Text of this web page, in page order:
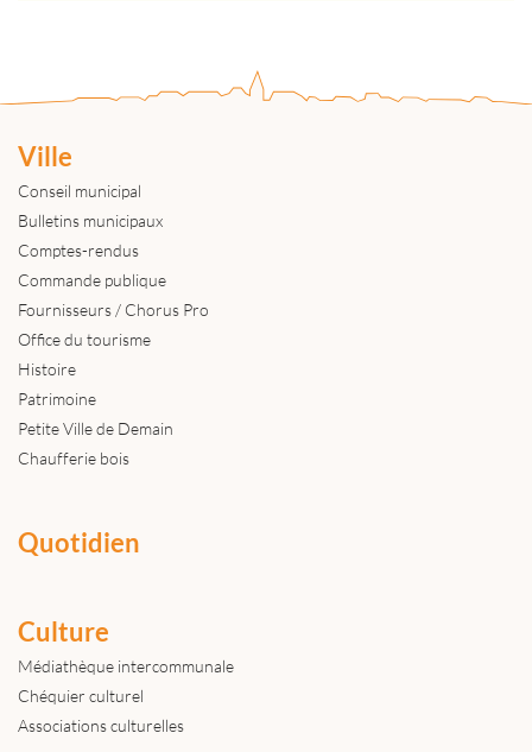
Ville
Conseil municipal
Bulletins municipaux
Comptes-rendus
Commande publique
Fournisseurs / Chorus Pro
Office du tourisme
Histoire
Patrimoine
Petite Ville de Demain
Chaufferie bois
Quotidien
Culture
Médiathèque intercommunale
Chéquier culturel
Associations culturelles